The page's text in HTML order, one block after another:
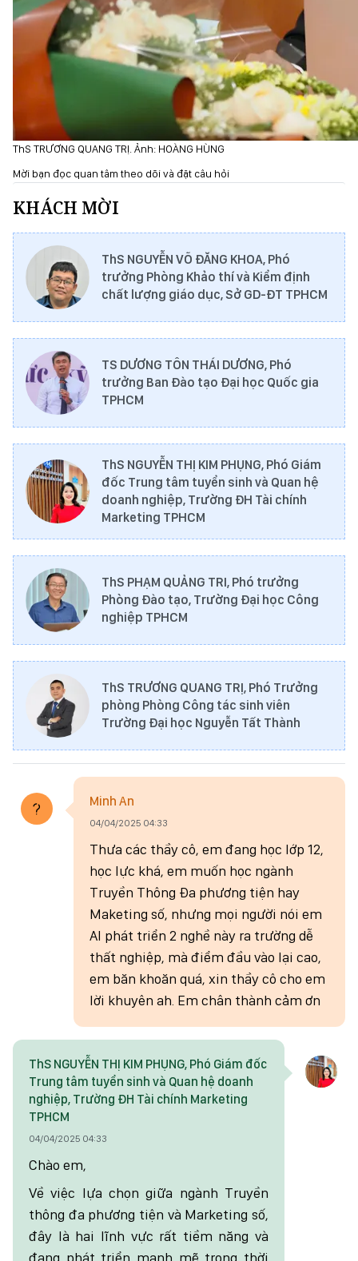
ThS TRƯƠNG QUANG TRỊ. Ảnh: HOÀNG HÙNG
Mời bạn đọc quan tâm theo dõi và đặt câu hỏi
KHÁCH MỜI
ThS NGUYỄN VÕ ĐĂNG KHOA, Phó
trưởng Phòng Khảo thí và Kiểm định
chất lượng giáo dục, Sở GD-ĐT TPHCM
TS DƯƠNG TÔN THÁI DƯƠNG, Phó
trưởng Ban Đào tạo Đại học Quốc gia
TPHCM
ThS NGUYỄN THỊ KIM PHỤNG, Phó Giám
đốc Trung tâm tuyển sinh và Quan hệ
doanh nghiệp, Trường ĐH Tài chính
Marketing TPHCM
ThS PHẠM QUẢNG TRI, Phó trưởng
Phòng Đào tạo, Trường Đại học Công
nghiệp TPHCM
ThS TRƯƠNG QUANG TRỊ, Phó Trưởng
phòng Phòng Công tác sinh viên
Trường Đại học Nguyễn Tất Thành
Minh An
04/04/2025 04:33
Thưa các thầy cô, em đang học lớp 12,
học lực khá, em muốn học ngành
Truyền Thông Đa phương tiện hay
Maketing số, nhưng mọi người nói em
AI phát triển 2 nghề này ra trường dễ
thất nghiệp, mà điểm đầu vào lại cao,
em băn khoăn quá, xin thầy cô cho em
lời khuyên ah. Em chân thành cảm ơn
ThS NGUYỄN THỊ KIM PHỤNG, Phó Giám đốc
Trung tâm tuyển sinh và Quan hệ doanh
nghiệp, Trường ĐH Tài chính Marketing
TPHCM
04/04/2025 04:33
Chào em,
Về việc lựa chọn giữa ngành Truyền
thông đa phương tiện và Marketing số,
đây là hai lĩnh vực rất tiềm năng và
đang phát triển mạnh mẽ trong thời